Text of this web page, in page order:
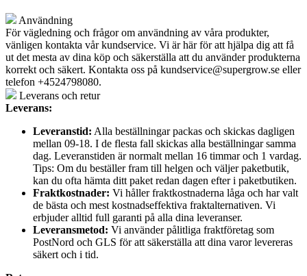
Användning
För vägledning och frågor om användning av våra produkter,
vänligen kontakta vår kundservice. Vi är här för att hjälpa dig att få
ut det mesta av dina köp och säkerställa att du använder produkterna
korrekt och säkert. Kontakta oss på kundservice@supergrow.se eller
telefon +4524798080.
Leverans och retur
Leverans:
Leveranstid: Alla beställningar packas och skickas dagligen
mellan 09-18. I de flesta fall skickas alla beställningar samma
dag. Leveranstiden är normalt mellan 16 timmar och 1 vardag.
Tips: Om du beställer fram till helgen och väljer paketbutik,
kan du ofta hämta ditt paket redan dagen efter i paketbutiken.
Fraktkostnader: Vi håller fraktkostnaderna låga och har valt
de bästa och mest kostnadseffektiva fraktalternativen. Vi
erbjuder alltid full garanti på alla dina leveranser.
Leveransmetod: Vi använder pålitliga fraktföretag som
PostNord och GLS för att säkerställa att dina varor levereras
säkert och i tid.